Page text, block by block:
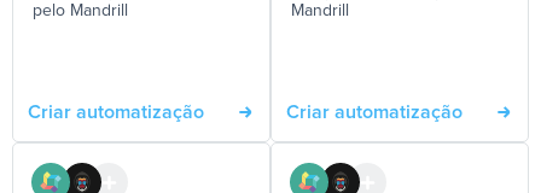
pelo Mandrill
Criar automatização
Mandrill
Criar automatização